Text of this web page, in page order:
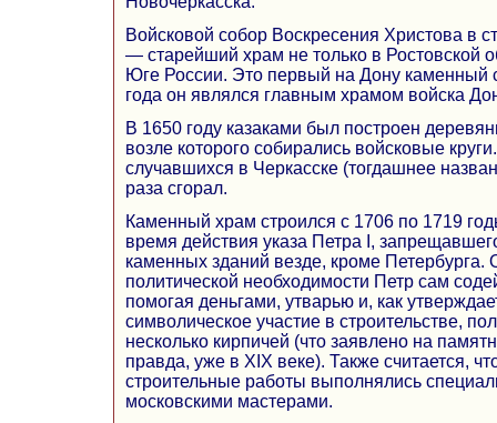
Войсковой собор Воскресения Христова в
— старейший храм не только в Ростовской
Юге России. Это первый на Дону каменный
года он являлся главным храмом войска
В 1650 году казаками был построен
возле которого собирались войсковые
случавшихся в Черкасске (тогдашнее
раза сгорал.
Каменный храм строился с 1706 по 1719
время действия указа Петра I,
каменных зданий везде, кроме Петербурга.
политической необходимости Петр сам
помогая деньгами, утварью и, как
символическое участие в строительстве,
несколько кирпичей (что заявлено на
правда, уже в XIX веке). Также считается,
строительные работы выполнялись
московскими мастерами.